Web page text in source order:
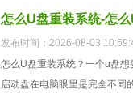
怎么U盘重装系统-怎
发布时间：2026-08-03
怎么U盘重装系统？一个u盘
启动盘在电脑眼里是完全不同